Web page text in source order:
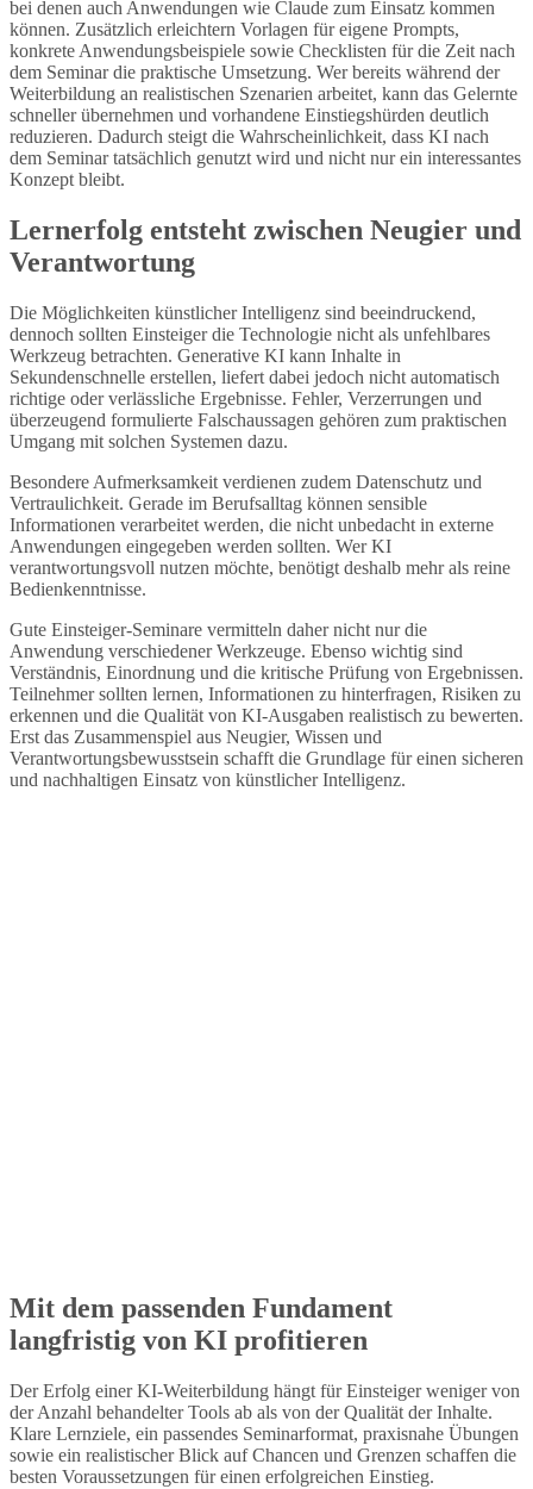
bei denen auch Anwendungen wie Claude zum Einsatz kommen
können. Zusätzlich erleichtern Vorlagen für eigene Prompts,
konkrete Anwendungsbeispiele sowie Checklisten für die Zeit nach
dem Seminar die praktische Umsetzung. Wer bereits während der
Weiterbildung an realistischen Szenarien arbeitet, kann das Gelernte
schneller übernehmen und vorhandene Einstiegshürden deutlich
reduzieren. Dadurch steigt die Wahrscheinlichkeit, dass KI nach
dem Seminar tatsächlich genutzt wird und nicht nur ein interessantes
Konzept bleibt.
Lernerfolg entsteht zwischen Neugier und
Verantwortung
Die Möglichkeiten künstlicher Intelligenz sind beeindruckend,
dennoch sollten Einsteiger die Technologie nicht als unfehlbares
Werkzeug betrachten. Generative KI kann Inhalte in
Sekundenschnelle erstellen, liefert dabei jedoch nicht automatisch
richtige oder verlässliche Ergebnisse. Fehler, Verzerrungen und
überzeugend formulierte Falschaussagen gehören zum praktischen
Umgang mit solchen Systemen dazu.
Besondere Aufmerksamkeit verdienen zudem Datenschutz und
Vertraulichkeit. Gerade im Berufsalltag können sensible
Informationen verarbeitet werden, die nicht unbedacht in externe
Anwendungen eingegeben werden sollten. Wer KI
verantwortungsvoll nutzen möchte, benötigt deshalb mehr als reine
Bedienkenntnisse.
Gute Einsteiger-Seminare vermitteln daher nicht nur die
Anwendung verschiedener Werkzeuge. Ebenso wichtig sind
Verständnis, Einordnung und die kritische Prüfung von Ergebnissen.
Teilnehmer sollten lernen, Informationen zu hinterfragen, Risiken zu
erkennen und die Qualität von KI-Ausgaben realistisch zu bewerten.
Erst das Zusammenspiel aus Neugier, Wissen und
Verantwortungsbewusstsein schafft die Grundlage für einen sicheren
und nachhaltigen Einsatz von künstlicher Intelligenz.
Mit dem passenden Fundament
langfristig von KI profitieren
Der Erfolg einer KI-Weiterbildung hängt für Einsteiger weniger von
der Anzahl behandelter Tools ab als von der Qualität der Inhalte.
Klare Lernziele, ein passendes Seminarformat, praxisnahe Übungen
sowie ein realistischer Blick auf Chancen und Grenzen schaffen die
besten Voraussetzungen für einen erfolgreichen Einstieg.